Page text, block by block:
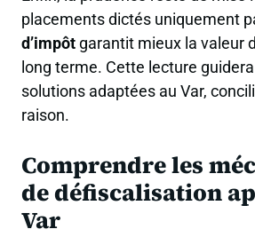
placements dictés uniquement
d’impôt garantit mieux la valeur
long terme. Cette lecture
solutions adaptées au Var,
raison.
Comprendre les
de défiscalisation
Var